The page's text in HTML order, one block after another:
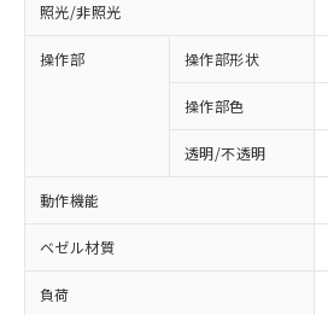
照光/非照光
操作部 操作部形状
操作部色
透明/不透明
動作機能
ベゼル材質
負荷